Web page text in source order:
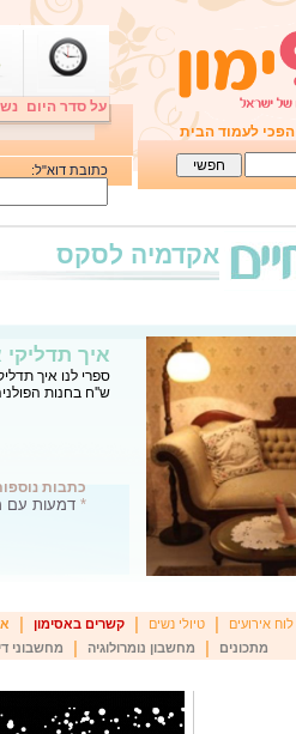
הפכי לעמוד הבית
על סדר היום
כתובת דוא"ל:
אקדמיה לסקס
איך
ש''ח בחנות
כתבות
*דמעות עם
לוח אירועים |טיולי נשים |קשרים באסימון
מתכונים מחשבון נומרולוגיה מחשבוני